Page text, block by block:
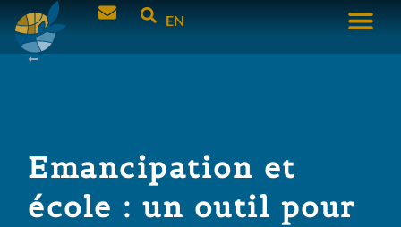
EN
Emancipation et
école : un outil pour